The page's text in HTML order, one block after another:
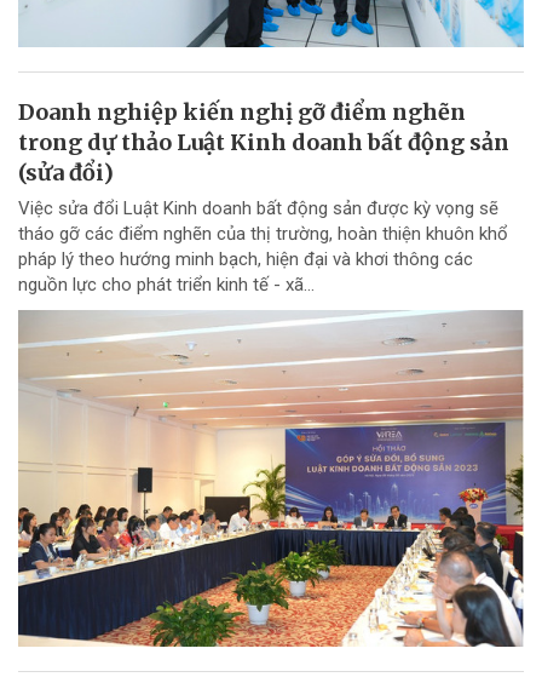
Doanh nghiệp kiến nghị gỡ điểm nghẽn
trong dự thảo Luật Kinh doanh bất động sản
(sửa đổi)
Việc sửa đổi Luật Kinh doanh bất động sản được kỳ vọng sẽ
tháo gỡ các điểm nghẽn của thị trường, hoàn thiện khuôn khổ
pháp lý theo hướng minh bạch, hiện đại và khơi thông các
nguồn lực cho phát triển kinh tế - xã...